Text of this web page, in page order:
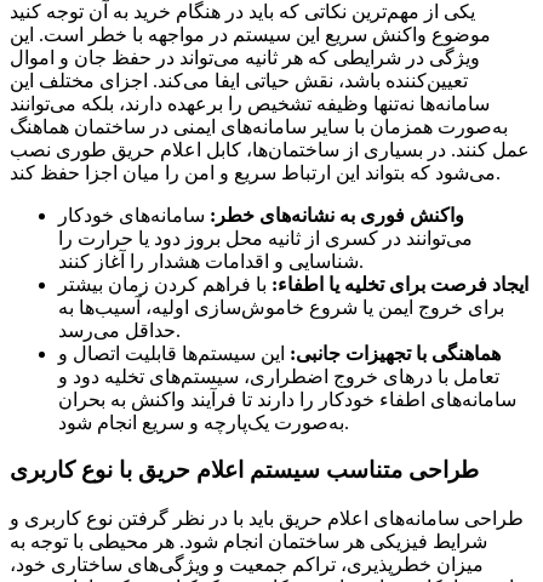
یکی از مهم‌ترین نکاتی که باید در هنگام خرید به آن توجه کنید
موضوع واکنش سریع این سیستم در مواجهه با خطر است. این
ویژگی در شرایطی که هر ثانیه می‌تواند در حفظ جان و اموال
تعیین‌کننده باشد، نقش حیاتی ایفا می‌کند. اجزای مختلف این
سامانه‌ها نه‌تنها وظیفه تشخیص را برعهده دارند، بلکه می‌توانند
به‌صورت همزمان با سایر سامانه‌های ایمنی در ساختمان هماهنگ
عمل کنند. در بسیاری از ساختمان‌ها، کابل اعلام حریق طوری نصب
می‌شود که بتواند این ارتباط سریع و امن را میان اجزا حفظ کند.
واکنش فوری به نشانه‌های خطر: سامانه‌های خودکار
می‌توانند در کسری از ثانیه محل بروز دود یا حرارت را
شناسایی و اقدامات هشدار را آغاز کنند.
ایجاد فرصت برای تخلیه یا اطفاء: با فراهم کردن زمان بیشتر
برای خروج ایمن یا شروع خاموش‌سازی اولیه، آسیب‌ها به
حداقل می‌رسد.
هماهنگی با تجهیزات جانبی: این سیستم‌ها قابلیت اتصال و
تعامل با درهای خروج اضطراری، سیستم‌های تخلیه دود و
سامانه‌های اطفاء خودکار را دارند تا فرآیند واکنش به بحران
به‌صورت یک‌پارچه و سریع انجام شود.
طراحی متناسب سیستم اعلام حریق با نوع کاربری
طراحی سامانه‌های اعلام حریق باید با در نظر گرفتن نوع کاربری و
شرایط فیزیکی هر ساختمان انجام شود. هر محیطی با توجه به
میزان خطرپذیری، تراکم جمعیت و ویژگی‌های ساختاری خود،